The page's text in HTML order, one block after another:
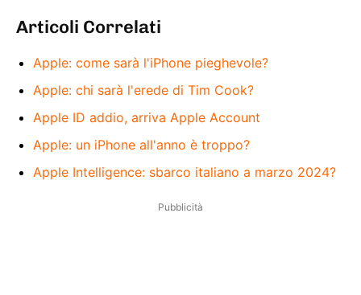
Articoli Correlati
Apple: come sarà l'iPhone pieghevole?
Apple: chi sarà l'erede di Tim Cook?
Apple ID addio, arriva Apple Account
Apple: un iPhone all'anno è troppo?
Apple Intelligence: sbarco italiano a marzo 2024?
Pubblicità